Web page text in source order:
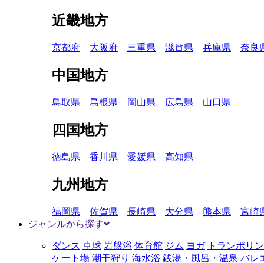
近畿地方
京都府 大阪府 三重県 滋賀県 兵庫県 奈良
中国地方
鳥取県 島根県 岡山県 広島県 山口県
四国地方
徳島県 香川県 愛媛県 高知県
九州地方
福岡県 佐賀県 長崎県 大分県 熊本県 宮崎
ジャンルから探す
ダンス 卓球 岩盤浴 体育館 ジム ヨガ トランポリン
ケート場 潮干狩り 海水浴 銭湯・風呂・温泉 バレ